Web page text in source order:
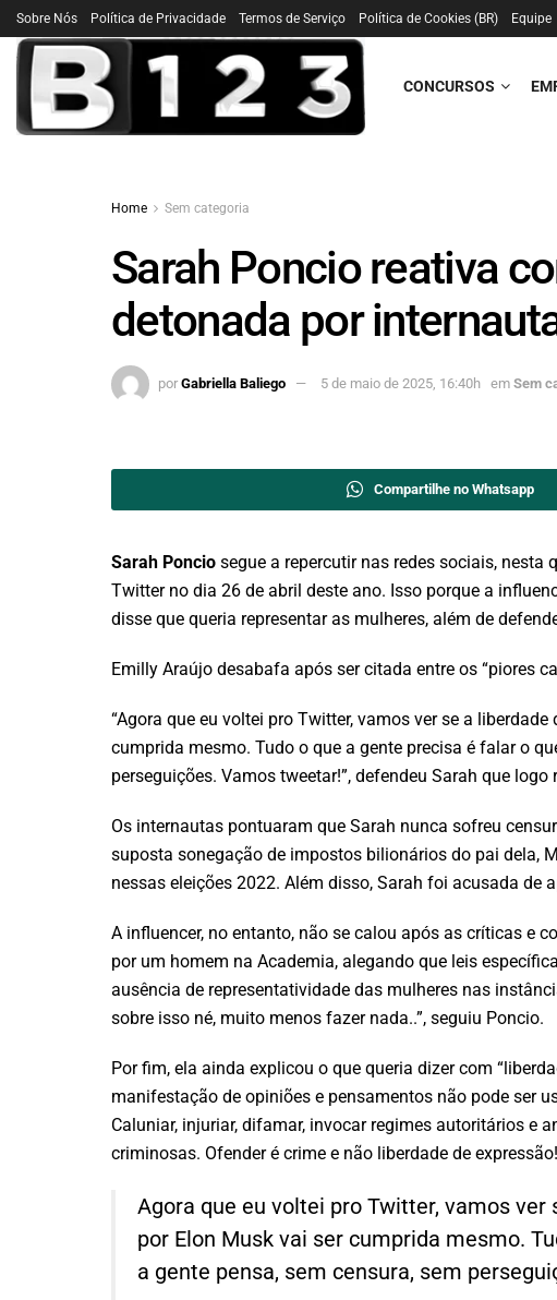
Sobre Nós Política de Privacidade Termos de Serviço Política de Cookies (BR) Equipe
CONCURSOS
Home Sem categoria
Sarah Poncio reativa
detonada por
por Gabriella Baliego 5 de maio de 2025, 16:40h em Sem
Compartilhe no Whatsapp
Sarah Poncio segue a repercutir nas redes sociais,
Twitter no dia 26 de abril deste ano. Isso porque a
disse que queria representar as mulheres, além de
Emilly Araújo desabafa após ser citada entre os “piores
“Agora que eu voltei pro Twitter, vamos ver se a
cumprida mesmo. Tudo o que a gente precisa é falar o
perseguições. Vamos tweetar!”, defendeu Sarah que
Os internautas pontuaram que Sarah nunca sofreu
suposta sonegação de impostos bilionários do pai dela,
nessas eleições 2022. Além disso, Sarah foi acusada de
A influencer, no entanto, não se calou após as críticas e
por um homem na Academia, alegando que leis
ausência de representatividade das mulheres nas
sobre isso né, muito menos fazer nada..”, seguiu Poncio.
Por fim, ela ainda explicou o que queria dizer com
manifestação de opiniões e pensamentos não pode ser
Caluniar, injuriar, difamar, invocar regimes autoritários e
criminosas. Ofender é crime e não liberdade de
Agora que eu voltei pro Twitter, vamos
por Elon Musk vai ser cumprida mesmo.
a gente pensa, sem censura, sem